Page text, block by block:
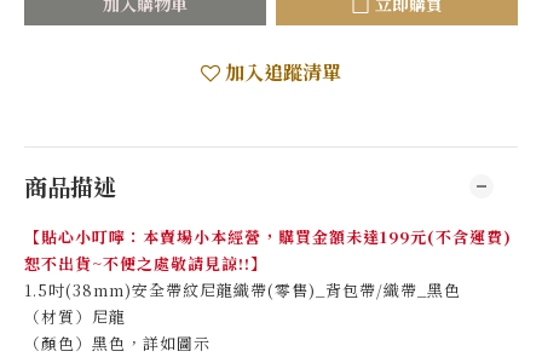
加入追蹤清單
商品描述
【貼心小叮嚀：本賣場小本經營，購買金額未達199元(不含運費)
恕不出貨~不便之處敬請見諒!!】
1.5吋(38mm)安全帶紋尼龍織帶(零售)_背包帶/織帶_黑色
（材質）尼龍
（顏色）黑色，詳如圖示